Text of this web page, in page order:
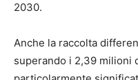
2030.
Anche la raccolta
superando i 2,39 milioni